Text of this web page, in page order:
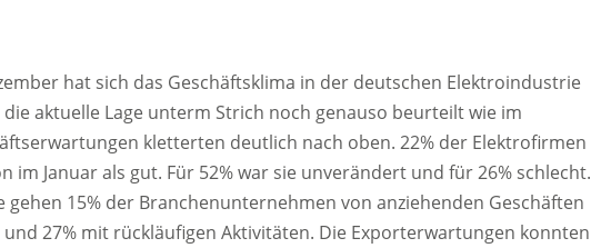
hat sich das Geschäftsklima in der deutschen Elektroindustrie
aktuelle Lage unterm Strich noch genauso beurteilt wie im
kletterten deutlich nach oben. 22% der Elektrofirmen
Januar als gut. Für 52% war sie unverändert und für 26% schlecht.
gehen 15% der Branchenunternehmen von anziehenden Geschäften
27% mit rückläufigen Aktivitäten. Die Exporterwartungen konnten